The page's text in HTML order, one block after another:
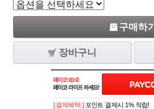
구매하기
장바구니
[ 결제혜택 ] 포인트 결제시 1% 적립!